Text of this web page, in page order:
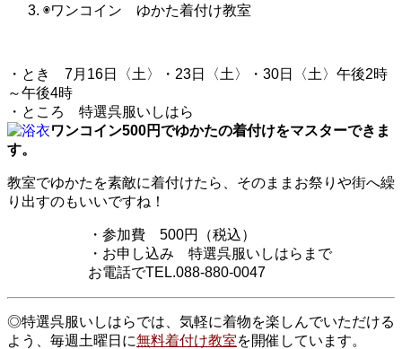
◉ワンコイン ゆかた着付け教室
・とき 7月16日〈土〉・23日〈土〉・30日〈土〉午後2時
～午後4時
・ところ 特選呉服いしはら
ワンコイン500円でゆかたの着付けをマスターできま
す。
教室でゆかたを素敵に着付けたら、そのままお祭りや街へ繰
り出すのもいいですね！
・参加費 500円（税込）
・お申し込み 特選呉服いしはらまで
お電話でTEL.088-880-0047
◎特選呉服いしはらでは、気軽に着物を楽しんでいただける
よう、毎週土曜日に無料着付け教室を開催しています。